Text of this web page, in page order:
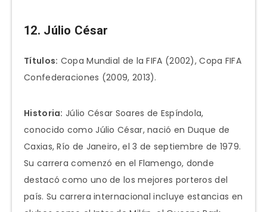
12. Júlio César
Títulos: Copa Mundial de la FIFA (2002), Copa FIFA
Confederaciones (2009, 2013).
Historia: Júlio César Soares de Espíndola,
conocido como Júlio César, nació en Duque de
Caxias, Río de Janeiro, el 3 de septiembre de 1979.
Su carrera comenzó en el Flamengo, donde
destacó como uno de los mejores porteros del
país. Su carrera internacional incluye estancias en